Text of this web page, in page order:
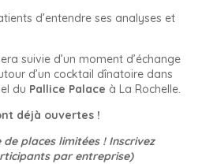
d’entendre ses analyses et
suivie d’un moment d’échange
d’un cocktail dînatoire dans
du Pallice Palace à La Rochelle.
déjà ouvertes !
places limitées ! Inscrivez
par entreprise)